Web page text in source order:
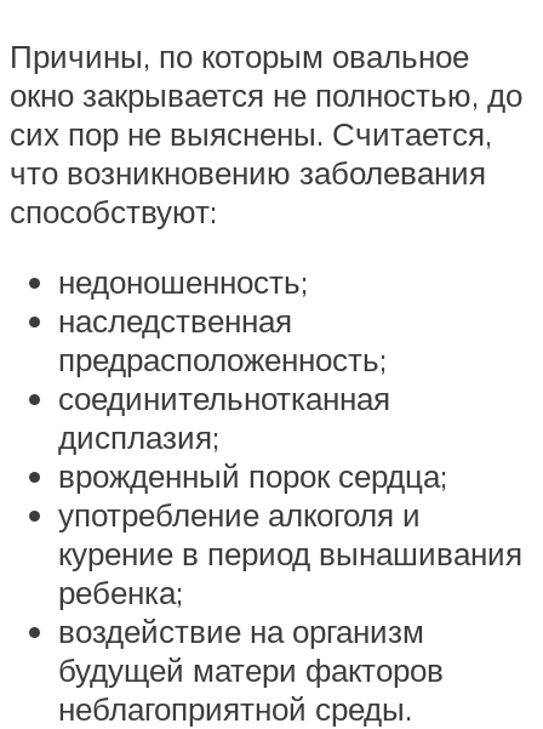
Причины, по которым овальное
окно закрывается не полностью, до
сих пор не выяснены. Считается,
что возникновению заболевания
способствуют:
недоношенность;
наследственная
предрасположенность;
соединительнотканная
дисплазия;
врожденный порок сердца;
употребление алкоголя и
курение в период вынашивания
ребенка;
воздействие на организм
будущей матери факторов
неблагоприятной среды.